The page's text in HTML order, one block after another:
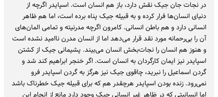
در نجات جان جیک نقش دارد، باز هم انسان است. اسپایدر اگرچه از
دنیای انسان‌ها فرار کرده و به قبیله جیک پناه برده است، اما هم ظاهر
انسانی دارد و هم باطن انسانی. کامرون اگرچه مدرنیته و تمامی المان‌های
آن را بی‌رحمانه مورد نقد قرار می‌دهد اما از انسان مدرن ناامید نشده است
و هنوز هم انسان را نجات‌بخش انسان می‌بیند. پشیمانی جیک از کشتن
اسپایدر نیز ایمان کارگردان به انسان است. اگر خنجر ابراهیم کند شد و
گردن اسماعیل را نبرید، چاقوی جیک نیز هرگز به گردن اسپایدر فرو
نمی‌رود. زنده بودن اسپایدر هرچقدر هم که برای قبیله جیک خطرناک باشد
اما انسانیتی که در ظاهر غیر انسانی جیک وجود دارد مانع از انجام این